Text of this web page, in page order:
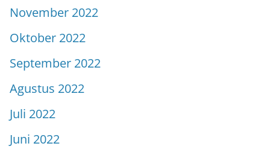
November 2022
Oktober 2022
September 2022
Agustus 2022
Juli 2022
Juni 2022